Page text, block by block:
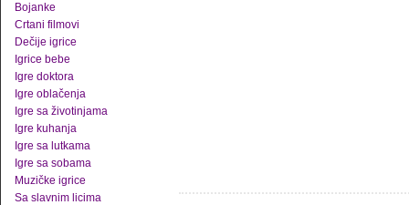
Bojanke
Crtani filmovi
Dečije igrice
Igrice bebe
Igre doktora
Igre oblačenja
Igre sa životinjama
Igre kuhanja
Igre sa lutkama
Igre sa sobama
Muzičke igrice
Sa slavnim licima